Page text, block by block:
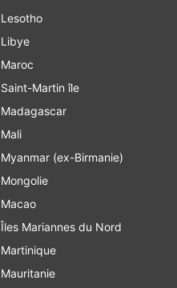
Lesotho
Libye
Maroc
Saint-Martin île
Madagascar
Mali
Myanmar (ex-Birmanie)
Mongolie
Macao
Îles Mariannes du Nord
Martinique
Mauritanie